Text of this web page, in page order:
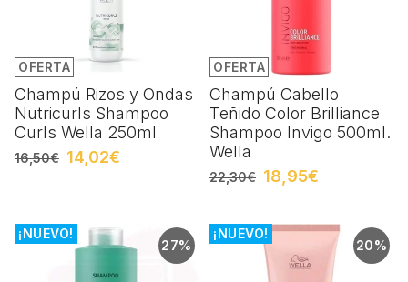
OFERTA
Champú Rizos y Ondas
Nutricurls Shampoo
Curls Wella 250ml
16,50€ 14,02€
OFERTA
Champú Cabello
Teñido Color Brilliance
Shampoo Invigo 500ml.
Wella
22,30€ 18,95€
27%
¡NUEVO!
20%
¡NUEVO!